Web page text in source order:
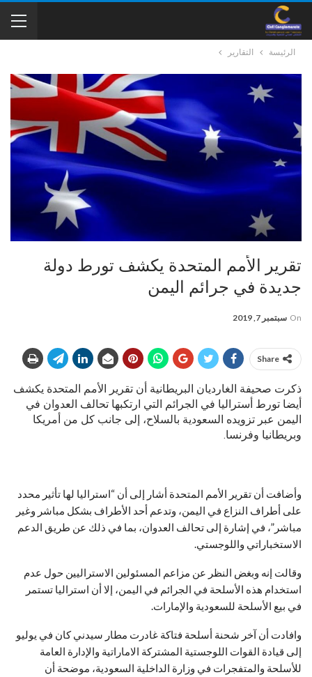
الرئيسة التقارير
تقرير الأمم المتحدة يكشف تورط دولة
جديدة في جرائم اليمن
On سبتمبر 7, 2019
Share
ذكرت صحيفة الغارديان البريطانية أن تقرير الأمم المتحدة يكشف
أيضا تورط أستراليا في الجرائم التي ارتكبها تحالف العدوان في
اليمن عبر تزويده السعودية بالسلاح، إلى جانب كل من أمريكا
وبريطانيا وفرنسا.
وأضافت أن تقرير الأمم المتحدة أشار إلى أن “استراليا لها تأثير محدد
على أطراف النزاع في اليمن، وتدعم أحد الأطراف بشكل مباشر وغير
مباشر”، في إشارة إلى تحالف العدوان، بما في ذلك عن طريق الدعم
الاستخباراتي واللوجستي.
وقالت إنه وبغض النظر عن مزاعم المسئولين الاستراليين حول عدم
استخدام هذه الأسلحة في الجرائم في اليمن، إلا أن استراليا تستمر
في بيع الأسلحة للسعودية والإمارات.
وافادت أن آخر شحنة أسلحة فتاكة غادرت مطار سيدني كان في يوليو
إلى قيادة القوات اللوجستية المشتركة الاماراتية والإدارة العامة
للأسلحة والمتفجرات في وزارة الداخلية السعودية، موضحة أن